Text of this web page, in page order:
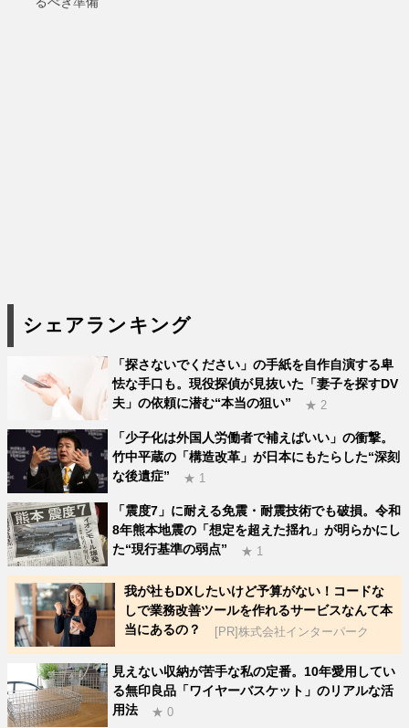
シェアランキング
「探さないでください」の手紙を自作自演する卑
怯な手口も。現役探偵が見抜いた「妻子を探すDV
夫」の依頼に潜む“本当の狙い”
★ 2
「少子化は外国人労働者で補えばいい」の衝撃。
竹中平蔵の「構造改革」が日本にもたらした“深刻
な後遺症”
★ 1
「震度7」に耐える免震・耐震技術でも破損。令和
8年熊本地震の「想定を超えた揺れ」が明らかにし
た“現行基準の弱点”
★ 1
我が社もDXしたいけど予算がない！コードな
しで業務改善ツールを作れるサービスなんて本
当にあるの？
[PR]株式会社インターパーク
見えない収納が苦手な私の定番。10年愛用してい
る無印良品「ワイヤーバスケット」のリアルな活
用法
★ 0